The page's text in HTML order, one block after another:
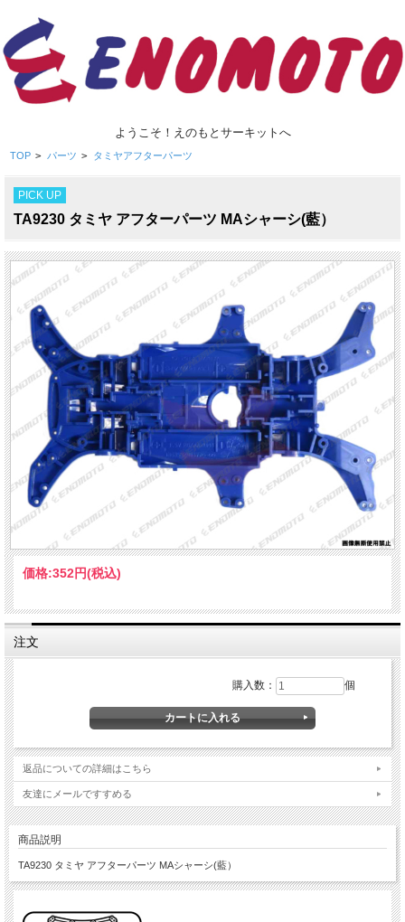
ようこそ！えのもとサーキットへ
TOP > パーツ > タミヤアフターパーツ
PICK UP
TA9230 タミヤ アフターパーツ MAシャーシ(藍）
価格:352円(税込)
注文
購入数： 個
返品についての詳細はこちら
友達にメールですすめる
商品説明
TA9230 タミヤ アフターパーツ MAシャーシ(藍）